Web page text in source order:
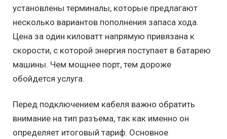
установлены терминалы, которые предлагают
несколько вариантов пополнения запаса хода.
Цена за один киловатт напрямую привязана к
скорости, с которой энергия поступает в батарею
машины. Чем мощнее порт, тем дороже
обойдется услуга.
Перед подключением кабеля важно обратить
внимание на тип разъема, так как именно он
определяет итоговый тариф. Основное